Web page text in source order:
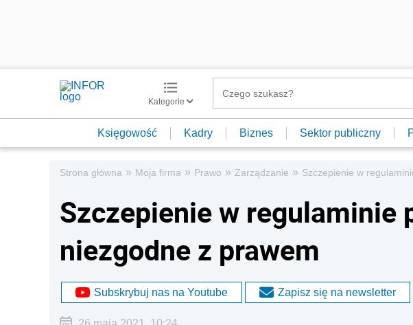
Kategorie
Księgowość Kadry Biznes Sektor publiczny
Strona główna » Moja firma » Prawo » Zarządzanie » Szczepienie w
Szczepienie w regulaminie
niezgodne z prawem
Subskrybuj nas na Youtube Zapisz się na newsletter